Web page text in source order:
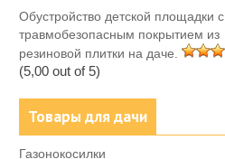
Обустройство детской площадки с
травмобезопасным покрытием из
резиновой плитки на даче.
(5,00 out of 5)
Товары для дачи
Газонокосилки